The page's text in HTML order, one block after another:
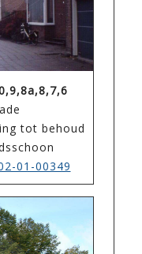
tot behoud
01-00349